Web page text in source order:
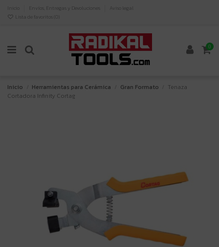
Inicio Envíos, Entregas y Devoluciones
Aviso legal
Lista de favoritos ( 0)
0
Inicio Herramientas para Cerámica Gran Formato
Tenaza
Cortadora Infinity Cortag